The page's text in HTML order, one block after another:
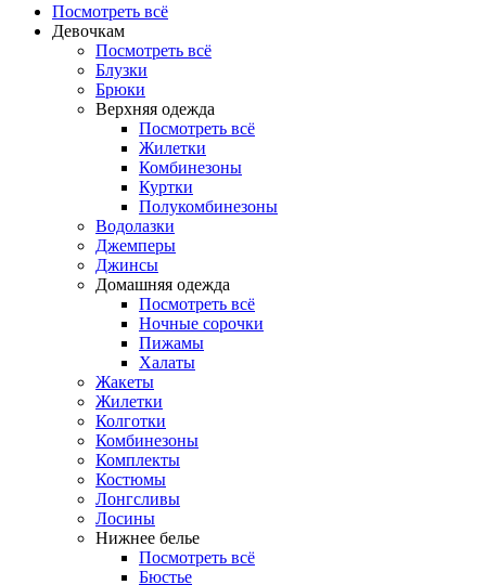
Посмотреть всё
Девочкам
Посмотреть всё
Блузки
Брюки
Верхняя одежда
Посмотреть всё
Жилетки
Комбинезоны
Куртки
Полукомбинезоны
Водолазки
Джемперы
Джинсы
Домашняя одежда
Посмотреть всё
Ночные сорочки
Пижамы
Халаты
Жакеты
Жилетки
Колготки
Комбинезоны
Комплекты
Костюмы
Лонгсливы
Лосины
Нижнее белье
Посмотреть всё
Бюстье